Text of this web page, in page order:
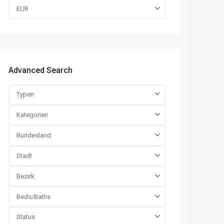
EUR
Advanced Search
Typen
Kategorien
Bundesland
Stadt
Bezirk
Beds/Baths
Status